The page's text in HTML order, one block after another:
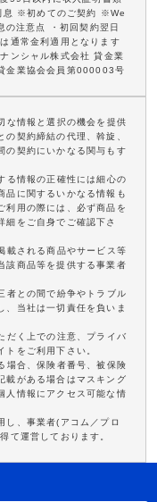
息 ※初めてのご契約 ※We
注意点 ・初回契約翌日
通常金利適用となります
ンシャル株式会社 貸金業
金業協会会員第000003号
な情報と選択の機会を提供
契約締結の代理、斡旋、
の契約にいかなる関与もす
る情報の正確性には細心の
品に関するいかなる情報も
利用の際には、必ず商品を
細をご自身でご確認下さ
載される商品やサービス等
該商品等を提供する事業者
者との間で紛争やトラブル
、当社は一切責任を負いま
だく上での注意、プライバ
トをご利用下さい。
場合、保険者番号、被保険
載がある場合はマスキング
人情報にアクセス可能な情
し、事業者(アコム／プロ
て運営しております。